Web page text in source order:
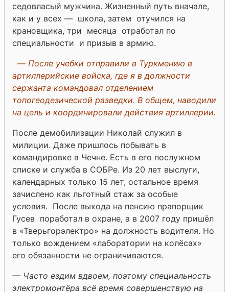
седовласый мужчина. Жизненный путь вначале,
как и у всех — школа, затем отучился на
крановщика, три месяца отработал по
специальности и призыв в армию.
— После учебки отправили в Туркмению в
артиллерийские войска, где я в должности
сержанта командовал отделением
топогеодезической разведки. В общем, наводили
на цель и координировали действия артиллерии.
После демобилизации Николай служил в
милиции. Даже пришлось побывать в
командировке в Чечне. Есть в его послужном
списке и служба в СОБРе. Из 20 лет выслуги,
календарных только 15 лет, остальное время
зачислено как льготный стаж за особые
условия. После выхода на пенсию прапорщик
Гусев поработал в охране, а в 2007 году пришёл
в «Тверьгорэлектро» на должность водителя. Но
только вождением «лаборатории на колёсах»
его обязанности не ограничиваются.
— Часто ездим вдвоем, поэтому специальность
электромонтёра всё время совершенствую на